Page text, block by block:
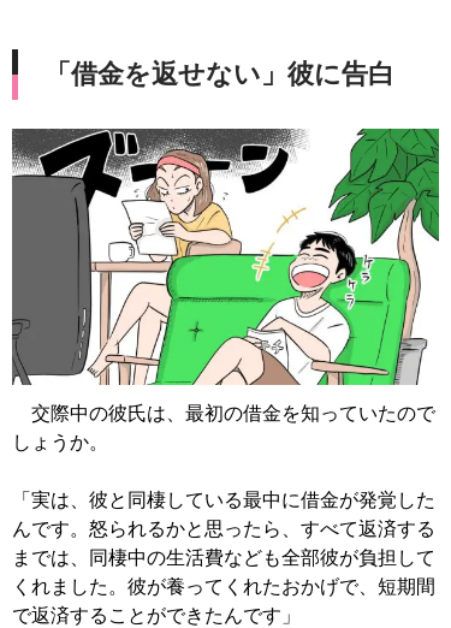
「借金を返せない」彼に告白
交際中の彼氏は、最初の借金を知っていたので
しょうか。
「実は、彼と同棲している最中に借金が発覚した
んです。怒られるかと思ったら、すべて返済する
までは、同棲中の生活費なども全部彼が負担して
くれました。彼が養ってくれたおかげで、短期間
で返済することができたんです」